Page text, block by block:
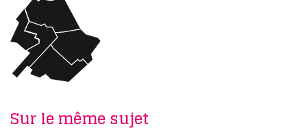
Sur le même sujet